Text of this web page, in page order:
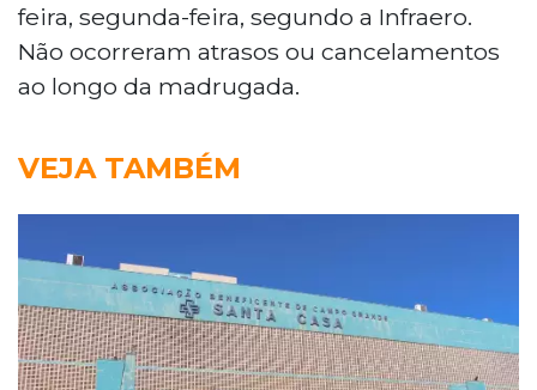
feira, segunda-feira, segundo a Infraero.
Não ocorreram atrasos ou cancelamentos
ao longo da madrugada.
VEJA TAMBÉM